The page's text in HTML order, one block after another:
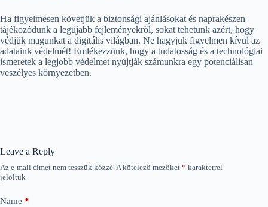
Ha figyelmesen követjük a biztonsági ajánlásokat és naprakészen
tájékozódunk a legújabb fejleményekről, sokat tehetünk azért, hogy
védjük magunkat a digitális világban. Ne hagyjuk figyelmen kívül az
adataink védelmét! Emlékezzünk, hogy a tudatosság és a technológiai
ismeretek a legjobb védelmet nyújtják számunkra egy potenciálisan
veszélyes környezetben.
Leave a Reply
Az e-mail címet nem tesszük közzé.A kötelező mezőket * karakterrel
jelöltük
Name *